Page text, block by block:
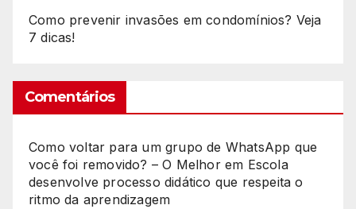
Como prevenir invasões em condomínios? Veja
7 dicas!
Comentários
Como voltar para um grupo de WhatsApp que
você foi removido? – O Melhorem Escola
desenvolve processo didático que respeita o
ritmo da aprendizagem